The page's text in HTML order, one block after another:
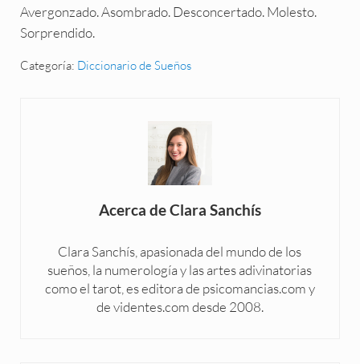
Avergonzado. Asombrado. Desconcertado. Molesto.
Sorprendido.
Categoría: Diccionario de Sueños
Acerca deClara Sanchís
Clara Sanchís, apasionada del mundo de los
sueños, la numerología y las artes adivinatorias
como el tarot, es editora de psicomancias.com y
de videntes.com desde 2008.